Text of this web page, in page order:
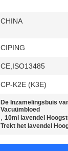
CHINA
CIPING
CE,ISO13485
CP-K2E (K3E)
De Inzamelingsbuis
Vacuümbloed
,10ml lavendel
Trekt het lavendel